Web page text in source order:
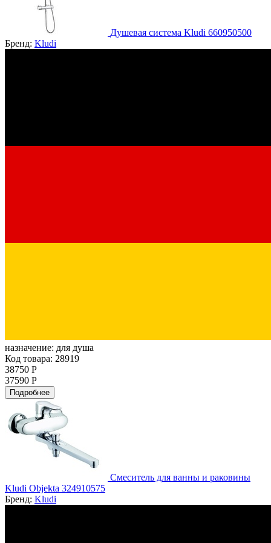
Душевая система Kludi 660950500
Бренд: Kludi
назначение: для душа
Код товара: 28919
38750 Р
37590 Р
Подробнее
Смеситель для ванны и раковины
Kludi Objekta 324910575
Бренд: Kludi